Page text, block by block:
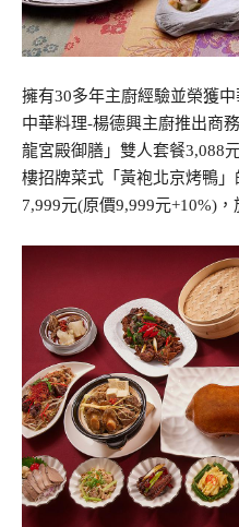
擁有30多年主廚經驗並榮獲
中華料理-楊德興主廚推出商
龍宮殿御膳」雙人套餐3,088
樓招牌菜式「黃袍北京烤鴨
7,999元(原價9,999元+10%)